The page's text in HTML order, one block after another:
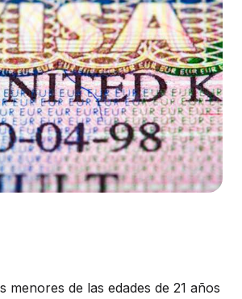
menores de las edades de 21 años